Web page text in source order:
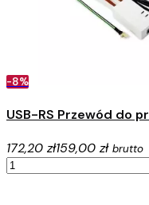
-8%
USB-RS Przewód do
172,20 zł159,00 zł brutto